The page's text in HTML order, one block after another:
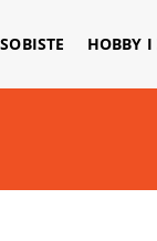
HOBBY